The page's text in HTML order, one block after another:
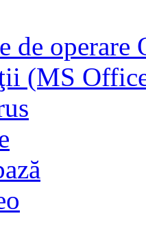
de operare
(MS